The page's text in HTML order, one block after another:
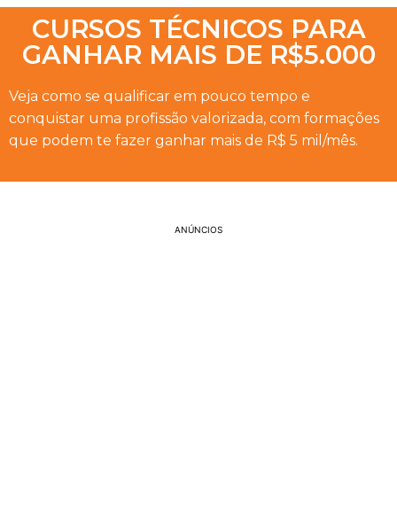
CURSOS TÉCNICOS PARA
GANHAR MAIS DE R$5.000
Veja como se qualificar em pouco tempo e
conquistar uma profissão valorizada, com formações
que podem te fazer ganhar mais de R$ 5 mil/mês.
ANÚNCIOS